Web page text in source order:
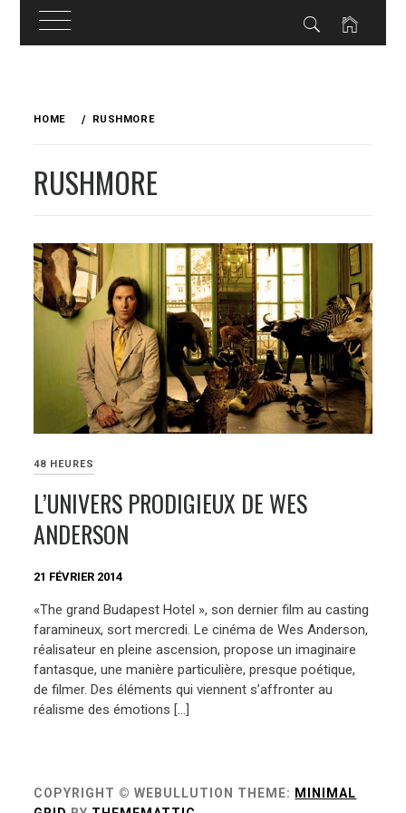
HOME RUSHMORE
RUSHMORE
48 HEURES
L’UNIVERS PRODIGIEUX DE WES
ANDERSON
21 FÉVRIER 2014
«The grand Budapest Hotel », son dernier film au casting
faramineux, sort mercredi. Le cinéma de Wes Anderson,
réalisateur en pleine ascension, propose un imaginaire
fantasque, une manière particulière, presque poétique,
de filmer. Des éléments qui viennent s’affronter au
réalisme des émotions […]
COPYRIGHT © WEBULLUTION THEME: MINIMAL